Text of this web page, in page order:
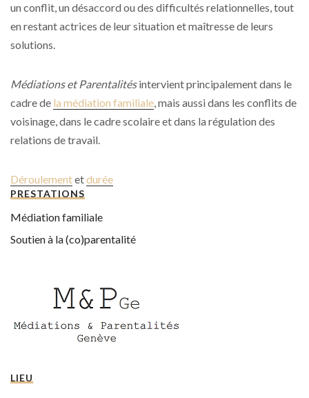
un conflit, un désaccord ou des difficultés relationnelles, tout
en restant actrices de leur situation et maîtresse de leurs
solutions.
Médiations et Parentalitésintervient principalement dans le
cadre de la médiation familiale, mais aussi dans les conflits de
voisinage, dans le cadre scolaire et dans la régulation des
relations de travail.
Déroulementetdurée
PRESTATIONS
Médiation familiale
Soutien à la (co)parentalité
LIEU